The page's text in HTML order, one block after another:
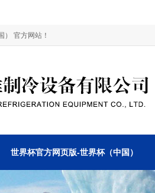
） 官方网站！
世界杯官方网页版-世界杯（中国）
关于我们 联系我们